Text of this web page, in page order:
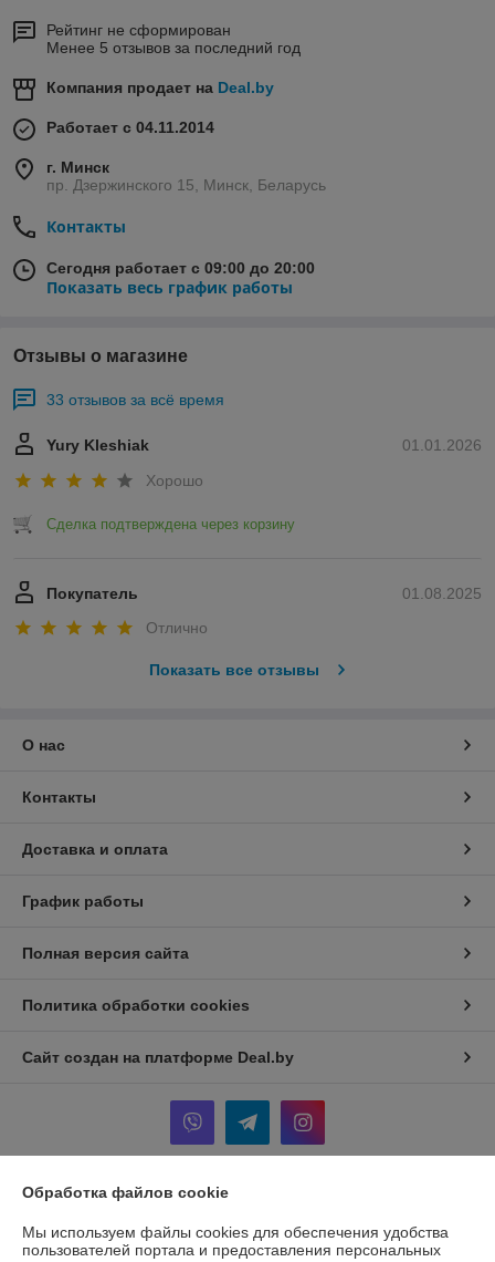
Рейтинг не сформирован
Менее 5 отзывов за последний год
Компания продает на Deal.by
Работает с 04.11.2014
г. Минск
пр. Дзержинского 15, Минск, Беларусь
Контакты
Сегодня работает с 09:00 до 20:00
Показать весь график работы
Отзывы о магазине
33 отзывов за всё время
01.01.2026
Yury Kleshiak
Хорошо
Сделка подтверждена через корзину
01.08.2025
Покупатель
Отлично
Показать все отзывы
О нас
Контакты
Доставка и оплата
График работы
Полная версия сайта
Политика обработки cookies
Сайт создан на платформе Deal.by
Информация для покупателя
Индивидуальный предприниматель:ИП Шкут Евгений Александрович
220089 г.Минск пр. Дзержинского 15 - 516
Обработка файлов cookie
Мы используем файлы cookies для обеспечения удобства
пользователей портала и предоставления персональных